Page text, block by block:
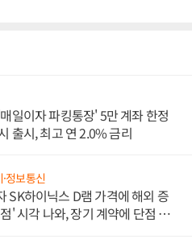
일이자 파킹통장' 5만 계좌 한정
출시, 최고 연 2.0% 금리
정보통신
SK하이닉스 D램 가격에 해외 증
' 시각 나와, 장기 계약에 단점 부